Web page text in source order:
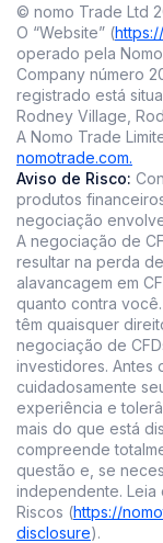
© nomo Trade Ltd
O “Website” (
operado pela
Company número
registrado está
Rodney Village,
A Nomo Trade
nomotrade.com.
Aviso de Risco:
produtos
negociação
A negociação de
resultar na perda
alavancagem em
quanto contra
têm quaisquer
negociação de
investidores.
cuidadosamente
experiência e
mais do que está
compreende
questão e, se
independente. Leia
Riscos (https://
disclosure).